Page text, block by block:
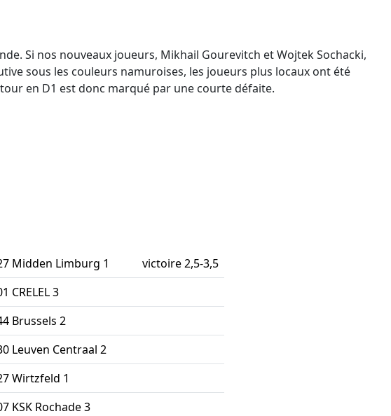
Si nos nouveaux joueurs, Mikhail Gourevitch et Wojtek Sochacki,
sous les couleurs namuroises, les joueurs plus locaux ont été
en D1 est donc marqué par une courte défaite.
Midden Limburg 1
victoire 2,5-3,5
CRELEL 3
Brussels 2
Leuven Centraal 2
Wirtzfeld 1
KSK Rochade 3